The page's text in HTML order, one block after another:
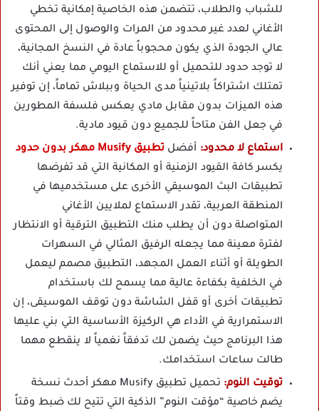
للشباب والطلاب، تتضمن هذه الخاصية إمكانية تخطي
الأغاني لعدد غير محدود من المرات والوصول إلى المحتوى
عالي الجودة الذي يكون محجوباً عادة في النسخ المجانية،
لا توجد حدود للتحميل أو للاستماع اليومي مما يعني أنك
تمتلك اشتراكاً بلاتينياً مدى الحياة وببلاش تماماً، إن توفير
هذه الميزات بدون مقابل مادي يعكس فلسفة المطورين
في جعل الفن متاحاً للجميع دون قيود مادية.
استماع لا محدود: أفضل تطبيق Musify مهكر بدون حدود
يكسر كافة القيود الزمنية أو المكانية التي قد تفرضها
تطبيقات البث الموسيقي الأخرى على مستخدميها في
المنطقة العربية، تقدر الاستماع لملايين الأغاني
المتواصلة دون أن يطلب منك التطبيق الترقية أو الانتظار
لفترة معينة مما يجعله الرفيق المثالي في السهرات
الطويلة أو أثناء العمل المجهد، التطبيق مصمم ليعمل
في الخلفية بكفاءة عالية مما يسمح لك باستخدام
تطبيقات أخرى أو قفل الشاشة دون توقف الموسيقى، إن
الاستمرارية في الأداء هي الركيزة الأساسية التي بني عليها
هذا البرنامج حيث يضمن لك تدفقاً نغمياً لا ينقطع مهما
طالت ساعات استخدامك.
توقيت النوم:
تحميل تطبيق Musify مهكر أحدث نسخة
يضم خاصية “مؤقت النوم” الذكية التي تتيح لك ضبط وقتاً